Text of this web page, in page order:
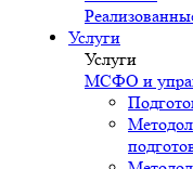
Услуги
Услуги
МСФО и